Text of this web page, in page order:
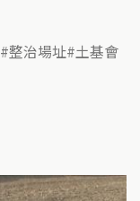
整治場址 土基會